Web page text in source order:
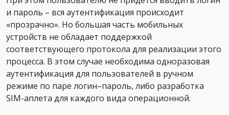
и пароль – вся аутентификация происходит
«прозрачно». Но большая часть мобильных
устройств не обладает поддержкой
соответствующего протокола для реализации этого
процесса. В этом случае необходима одноразовая
аутентификация для пользователей в ручном
режиме по паре логин–пароль, либо разработка
SIM-аплета для каждого вида операционной.